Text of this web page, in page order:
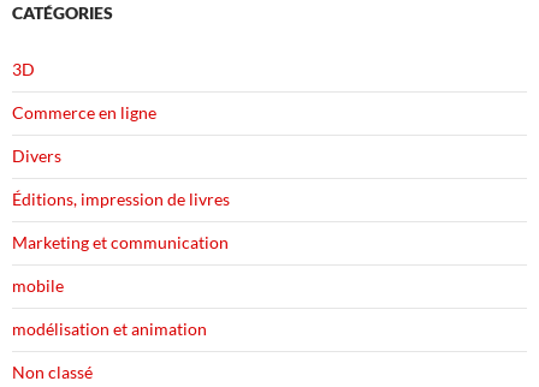
CATÉGORIES
3D
Commerce en ligne
Divers
Éditions, impression de livres
Marketing et communication
mobile
modélisation et animation
Non classé